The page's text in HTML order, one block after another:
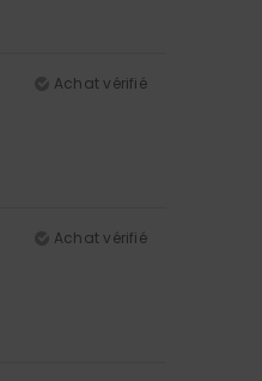
Achat vérifié
Achat vérifié